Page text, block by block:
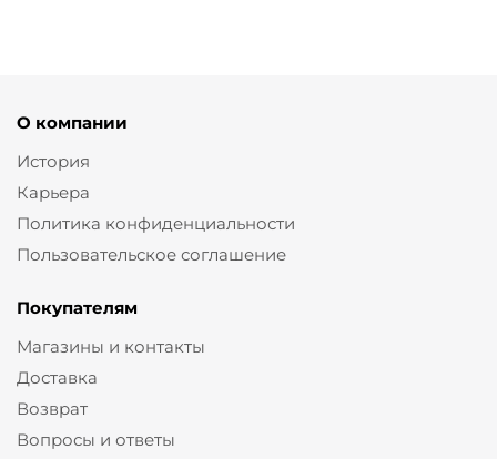
О компании
История
Карьера
Политика конфиденциальности
Пользовательское соглашение
Покупателям
Магазины и контакты
Доставка
Возврат
Вопросы и ответы